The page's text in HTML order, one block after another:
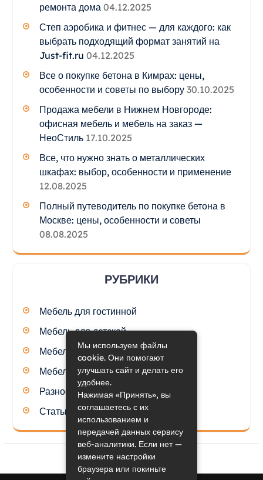
ремонта дома 04.12.2025
Степ аэробика и фитнес — для каждого: как
выбрать подходящий формат занятий на
Just-fit.ru 04.12.2025
Все о покупке бетона в Кимрах: цены,
особенности и советы по выбору 30.10.2025
Продажа мебели в Нижнем Новгороде:
офисная мебель и мебель на заказ —
НеоСтиль 17.10.2025
Все, что нужно знать о металлических
шкафах: выбор, особенности и применение
12.08.2025
Полный путеводитель по покупке бетона в
Москве: цены, особенности и советы
08.08.2025
РУБРИКИ
Мебель для гостинной
Мебель для детской
Мебель для кухни
Мебель для спальни
Разное
Статьи
Мы используем файлы
cookie. Они помогают
улучшать сайт и делать его
удобнее.
Нажимая «Принять», вы
соглашаетесь с их
использованием и
передачей данных сервису
веб-аналитики. Если нет —
измените настройки
браузера или покиньте